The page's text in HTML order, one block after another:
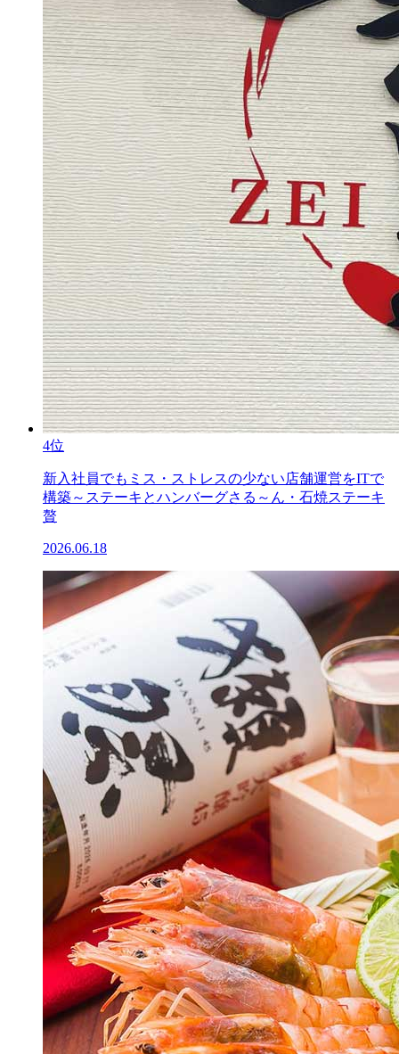
4位
新入社員でもミス・ストレスの少ない店舗運営をITで
構築～ステーキとハンバーグさる～ん・石焼ステーキ
贅
2026.06.18